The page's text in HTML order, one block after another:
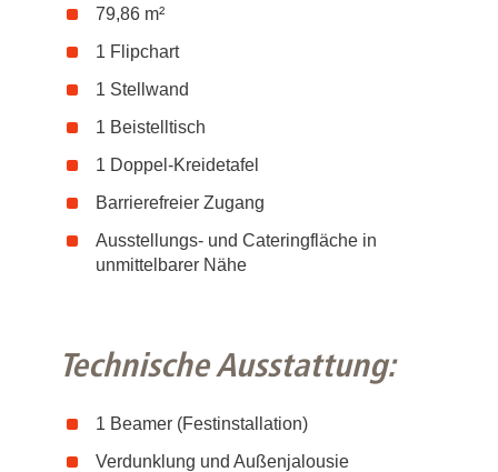
79,86 m²
1 Flipchart
1 Stellwand
1 Beistelltisch
1 Doppel-Kreidetafel
Barrierefreier Zugang
Ausstellungs- und Cateringfläche in
unmittelbarer Nähe
Technische Ausstattung:
1 Beamer (Festinstallation)
Verdunklung und Außenjalousie